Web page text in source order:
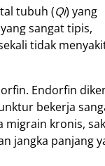
tubuh (Qi) yang
sangat tipis,
tidak
Endorfin
bekerja
migrain kronis,
jangka panjang